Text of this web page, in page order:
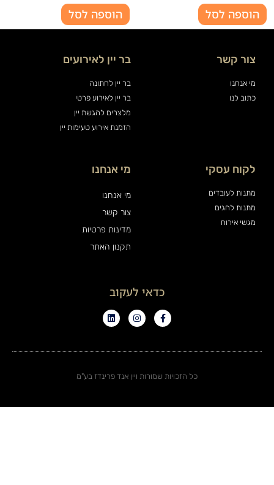
הוספה לסל הוספה לסל
צור קשר
מי אנחנו
כתוב לנו
בר יין לאירועים
בר יין לחתונה
בר יין לאירוע פרטי
מלצרים להגשת יין
הזמנת אירוע טעימות יין
לקוח עסקי
מתנות לעובדים
מתנות לחגים
מגשי אירוח
מי אנחנו
מי אנחנו
צור קשר
מדינות פרטיות
תקנון האתר
כדאי לעקוב
כל הזכויות שמורות ויין אנד פרינדז בע"מ